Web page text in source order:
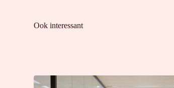
Ook interessant